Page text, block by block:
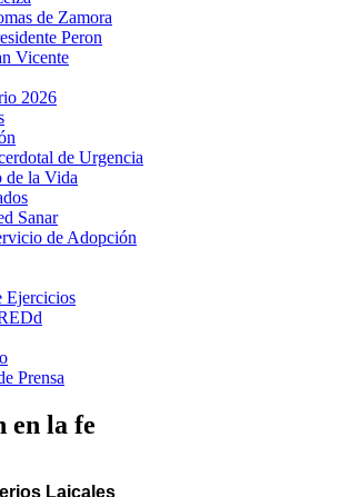
de Zamora
Peron
Vicente
2026
de Urgencia
de la Vida
Sanar
de Adopción
Ejercicios
Prensa
en la fe
Laicales